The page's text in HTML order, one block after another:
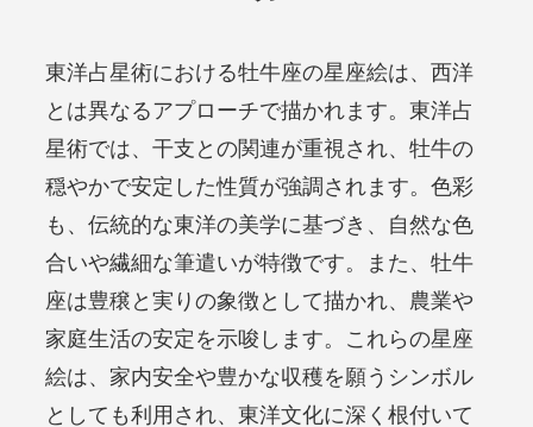
東洋占星術における牡牛座の星座絵は、西洋
とは異なるアプローチで描かれます。東洋占
星術では、干支との関連が重視され、牡牛の
穏やかで安定した性質が強調されます。色彩
も、伝統的な東洋の美学に基づき、自然な色
合いや繊細な筆遣いが特徴です。また、牡牛
座は豊穣と実りの象徴として描かれ、農業や
家庭生活の安定を示唆します。これらの星座
絵は、家内安全や豊かな収穫を願うシンボル
としても利用され、東洋文化に深く根付いて